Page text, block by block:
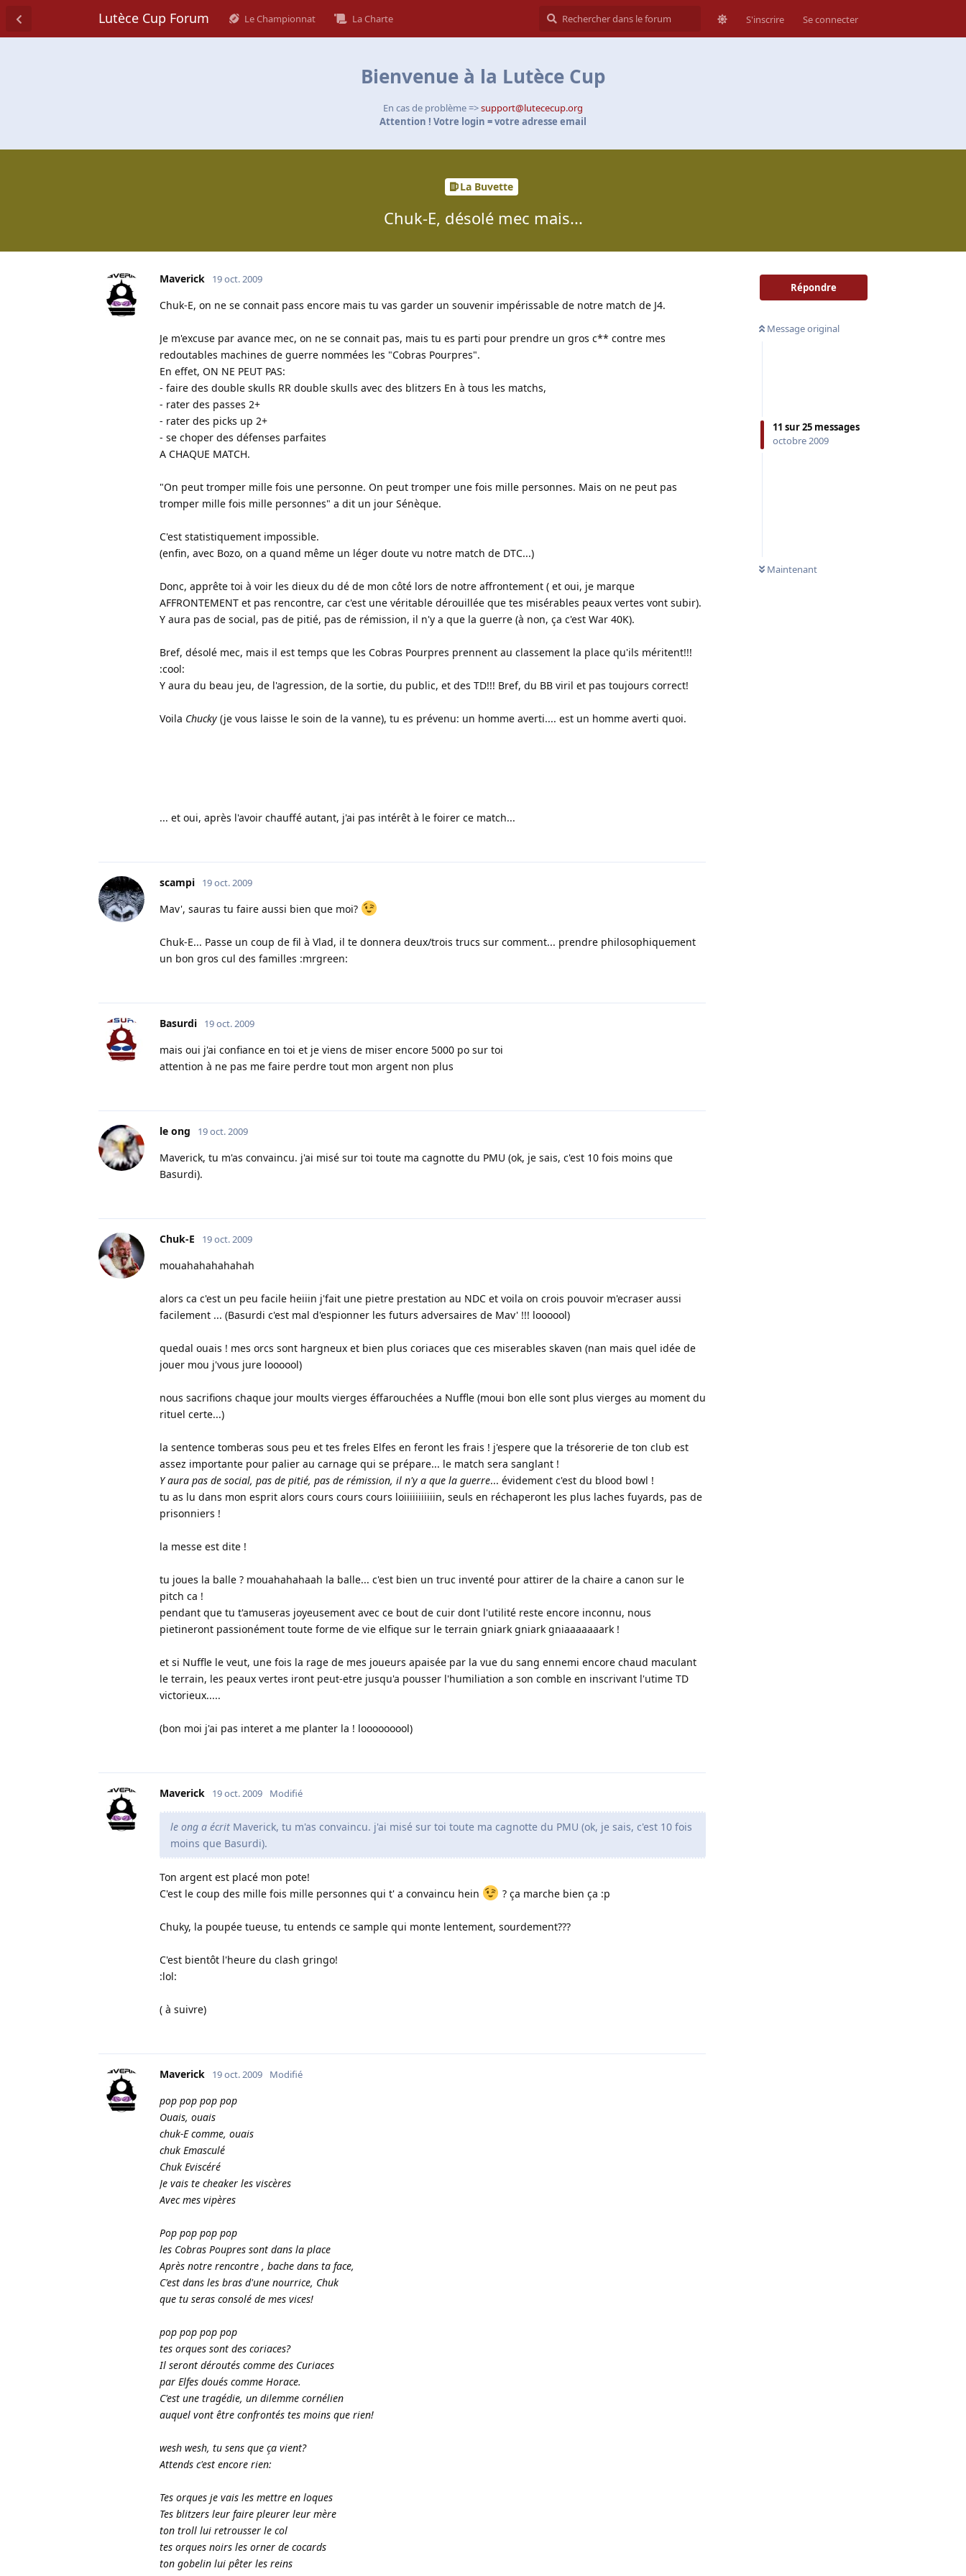
Lutèce Cup Forum Le Championnat La Charte S'inscrire Se connecter
Bienvenue à la Lutèce Cup
En cas de problème =>support@lutececup.org
Attention ! Votre login = votre adresse email
La Buvette
Chuk-E, désolé mec mais...
Répondre
Message original
11 sur25 messages
octobre 2009
Maintenant
Maverick 19 oct. 2009
Chuk-E, on ne se connait pass encore mais tu vas garder un souvenir impérissable de notre match de J4.
Je m'excuse par avance mec, on ne se connait pas, mais tu es parti pour prendre un gros c** contre mes
redoutables machines de guerre nommées les "Cobras Pourpres".
En effet, ON NE PEUT PAS:
- faire des double skulls RR double skulls avec des blitzers En à tous les matchs,
- rater des passes 2+
- rater des picks up 2+
- se choper des défenses parfaites
A CHAQUE MATCH.
"On peut tromper mille fois une personne. On peut tromper une fois mille personnes. Mais on ne peut pas
tromper mille fois mille personnes" a dit un jour Sénèque.
C'est statistiquement impossible.
(enfin, avec Bozo, on a quand même un léger doute vu notre match de DTC...)
Donc, apprête toi à voir les dieux du dé de mon côté lors de notre affrontement ( et oui, je marque
AFFRONTEMENT et pas rencontre, car c'est une véritable dérouillée que tes misérables peaux vertes vont subir).
Y aura pas de social, pas de pitié, pas de rémission, il n'y a que la guerre (à non, ça c'est War 40K).
Bref, désolé mec, mais il est temps que les Cobras Pourpres prennent au classement la place qu'ils méritent!!!
:cool:
Y aura du beau jeu, de l'agression, de la sortie, du public, et des TD!!! Bref, du BB viril et pas toujours correct!
Voila Chucky (je vous laisse le soin de la vanne), tu es prévenu: un homme averti.... est un homme averti quoi.
... et oui, après l'avoir chauffé autant, j'ai pas intérêt à le foirer ce match...
scampi 19 oct. 2009
Mav', sauras tu faire aussi bien que moi?
Chuk-E... Passe un coup de fil à Vlad, il te donnera deux/trois trucs sur comment... prendre philosophiquement
un bon gros cul des familles :mrgreen:
Basurdi 19 oct. 2009
mais oui j'ai confiance en toi et je viens de miser encore 5000 po sur toi
attention à ne pas me faire perdre tout mon argent non plus
le ong 19 oct. 2009
Maverick, tu m'as convaincu. j'ai misé sur toi toute ma cagnotte du PMU (ok, je sais, c'est 10 fois moins que
Basurdi).
Chuk-E 19 oct. 2009
mouahahahahahah
alors ca c'est un peu facile heiiin j'fait une pietre prestation au NDC et voila on crois pouvoir m'ecraser aussi
facilement ... (Basurdi c'est mal d'espionner les futurs adversaires de Mav' !!! loooool)
quedal ouais ! mes orcs sont hargneux et bien plus coriaces que ces miserables skaven (nan mais quel idée de
jouer mou j'vous jure loooool)
nous sacrifions chaque jour moults vierges éffarouchées a Nuffle (moui bon elle sont plus vierges au moment du
rituel certe...)
la sentence tomberas sous peu et tes freles Elfes en feront les frais ! j'espere que la trésorerie de ton club est
assez importante pour palier au carnage qui se prépare... le match sera sanglant !
Y aura pas de social, pas de pitié, pas de rémission, il n'y a que la guerre... évidement c'est du blood bowl !
tu as lu dans mon esprit alors cours cours cours loiiiiiiiiiiin, seuls en réchaperont les plus laches fuyards, pas de
prisonniers !
la messe est dite !
tu joues la balle ? mouahahahaah la balle... c'est bien un truc inventé pour attirer de la chaire a canon sur le
pitch ca !
pendant que tu t'amuseras joyeusement avec ce bout de cuir dont l'utilité reste encore inconnu, nous
pietineront passionément toute forme de vie elfique sur le terrain gniark gniark gniaaaaaaark !
et si Nuffle le veut, une fois la rage de mes joueurs apaisée par la vue du sang ennemi encore chaud maculant
le terrain, les peaux vertes iront peut-etre jusqu'a pousser l'humiliation a son comble en inscrivant l'utime TD
victorieux.....
(bon moi j'ai pas interet a me planter la ! looooooool)
Maverick 19 oct. 2009 Modifié
le ong a écrit Maverick, tu m'as convaincu. j'ai misé sur toi toute ma cagnotte du PMU (ok, je sais, c'est 10 fois
moins que Basurdi).
Ton argent est placé mon pote!
C'est le coup des mille fois mille personnes qui t' a convaincu hein
? ça marche bien ça :p
Chuky, la poupée tueuse, tu entends ce sample qui monte lentement, sourdement???
C'est bientôt l'heure du clash gringo!
:lol:
( à suivre)
Maverick 19 oct. 2009 Modifié
pop pop pop pop
Ouais, ouais
chuk-E comme, ouais
chuk Emasculé
Chuk Eviscéré
Je vais te cheaker les viscères
Avec mes vipères
Pop pop pop pop
les Cobras Poupres sont dans la place
Après notre rencontre , bache dans ta face,
C'est dans les bras d'une nourrice, Chuk
que tu seras consolé de mes vices!
pop pop pop pop
tes orques sont des coriaces?
Il seront déroutés comme des Curiaces
par Elfes doués comme Horace.
C'est une tragédie, un dilemme cornélien
auquel vont être confrontés tes moins que rien!
wesh wesh, tu sens que ça vient?
Attends c'est encore rien:
Tes orques je vais les mettre en loques
Tes blitzers leur faire pleurer leur mère
ton troll lui retrousser le col
tes orques noirs les orner de cocards
ton gobelin lui pêter les reins